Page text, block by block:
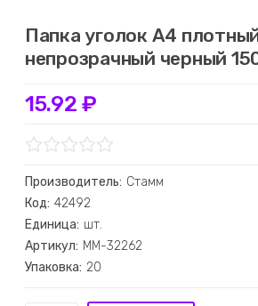
Папка уголок А4
непрозрачный черный
15.92 ₽
Производитель: Стамм
Код: 42492
Единица: шт.
Артикул: ММ-32262
Упаковка: 20